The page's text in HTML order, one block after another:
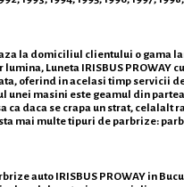
la domiciliul clientului o gama
Luneta IRISBUS
oferind in acelasi timp servicii
masini este geamul din
daca se crapa un strat,
mai multe tipuri de parbrize:
auto IRISBUS PROWAY in